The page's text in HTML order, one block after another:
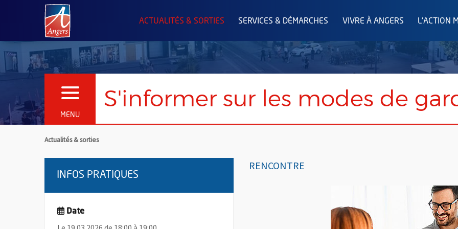
Angers.fr : Retour à l'accueil
ACTUALITÉS & SORTIES SERVICES & DÉMARCHES VIVRE À ANGERS L'ACTION
MENU
OUVRIR LE MENU S'informer sur les modes de
Actualités & sorties
RENCONTRE
INFOS PRATIQUES
Date